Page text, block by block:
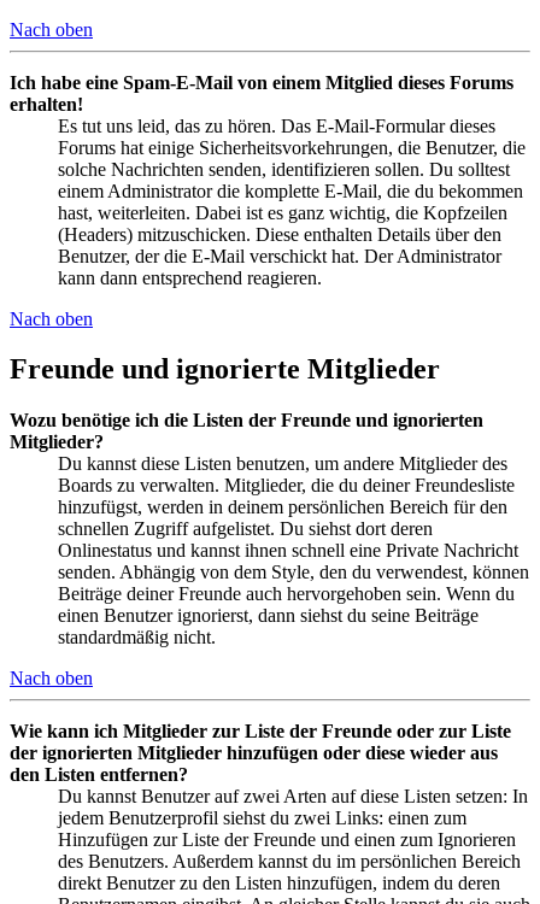
Nach oben
Ich habe eine Spam-E-Mail von einem Mitglied dieses Forums
erhalten!
Es tut uns leid, das zu hören. Das E-Mail-Formular dieses
Forums hat einige Sicherheitsvorkehrungen, die Benutzer, die
solche Nachrichten senden, identifizieren sollen. Du solltest
einem Administrator die komplette E-Mail, die du bekommen
hast, weiterleiten. Dabei ist es ganz wichtig, die Kopfzeilen
(Headers) mitzuschicken. Diese enthalten Details über den
Benutzer, der die E-Mail verschickt hat. Der Administrator
kann dann entsprechend reagieren.
Nach oben
Freunde und ignorierte Mitglieder
Wozu benötige ich die Listen der Freunde und ignorierten
Mitglieder?
Du kannst diese Listen benutzen, um andere Mitglieder des
Boards zu verwalten. Mitglieder, die du deiner Freundesliste
hinzufügst, werden in deinem persönlichen Bereich für den
schnellen Zugriff aufgelistet. Du siehst dort deren
Onlinestatus und kannst ihnen schnell eine Private Nachricht
senden. Abhängig von dem Style, den du verwendest, können
Beiträge deiner Freunde auch hervorgehoben sein. Wenn du
einen Benutzer ignorierst, dann siehst du seine Beiträge
standardmäßig nicht.
Nach oben
Wie kann ich Mitglieder zur Liste der Freunde oder zur Liste
der ignorierten Mitglieder hinzufügen oder diese wieder aus
den Listen entfernen?
Du kannst Benutzer auf zwei Arten auf diese Listen setzen: In
jedem Benutzerprofil siehst du zwei Links: einen zum
Hinzufügen zur Liste der Freunde und einen zum Ignorieren
des Benutzers. Außerdem kannst du im persönlichen Bereich
direkt Benutzer zu den Listen hinzufügen, indem du deren